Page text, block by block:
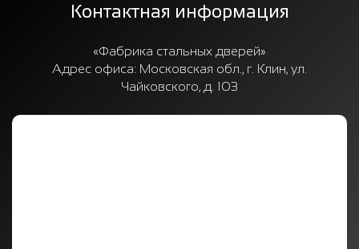
Контактная информация
«Фабрика стальных дверей»
Адрес офиса: Московская обл., г. Клин, ул.
Чайковского, д. 103